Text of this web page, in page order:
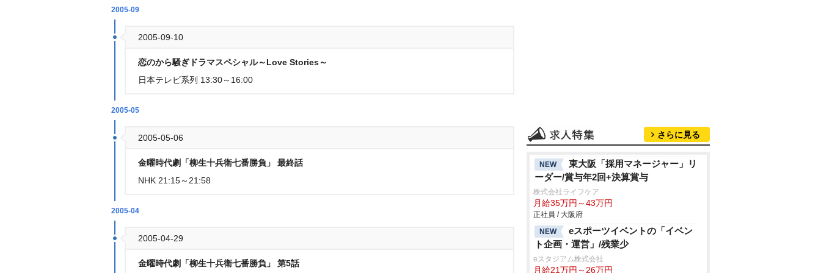
2005-09
2005-09-10
恋のから騒ぎドラマスペシャル～Love Stories～
日本テレビ系列 13:30～16:00
2005-05
2005-05-06
金曜時代劇「柳生十兵衛七番勝負」 最終話
NHK 21:15～21:58
2005-04
2005-04-29
金曜時代劇「柳生十兵衛七番勝負」 第5話
さらに見る
NEW
東大阪「採用マネージャー」リ
ーダー/賞与年2回+決算賞与
株式会社ライフケア
月給35万円～43万円
正社員 / 大阪府
NEW
eスポーツイベントの「イベン
ト企画・運営」/残業少
eスタジアム株式会社
月給21万円～26万円